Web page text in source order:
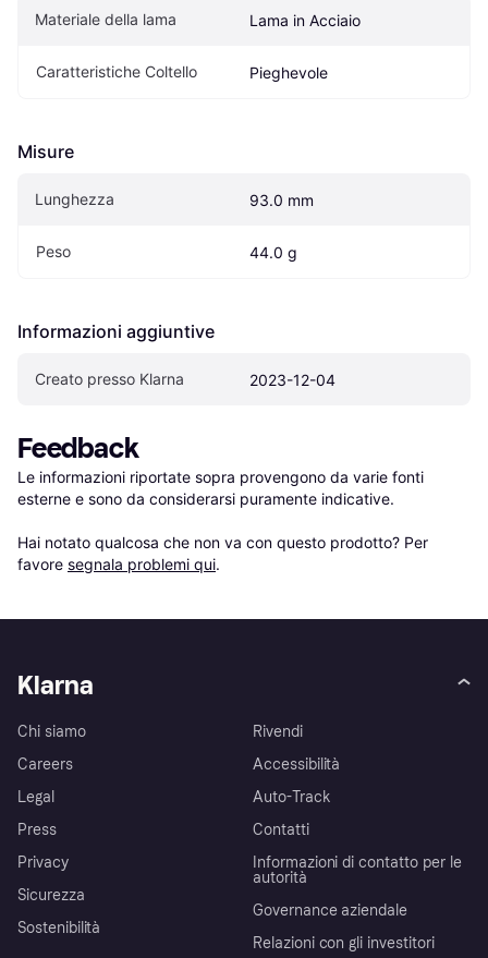
Materiale della lama Lama in Acciaio
Caratteristiche Coltello Pieghevole
Misure
Lunghezza 93.0 mm
Peso 44.0 g
Informazioni aggiuntive
Creato presso Klarna 2023-12-04
Feedback
Le informazioni riportate sopra provengono da varie fonti
esterne e sono da considerarsi puramente indicative.
Hai notato qualcosa che non va con questo prodotto? Per
favore segnala problemi qui.
Klarna
Chi siamo
Careers
Legal
Press
Privacy
Sicurezza
Sostenibilità
Rivendi
Accessibilità
Auto-Track
Contatti
Informazioni di contatto per le
autorità
Governance aziendale
Relazioni con gli investitori